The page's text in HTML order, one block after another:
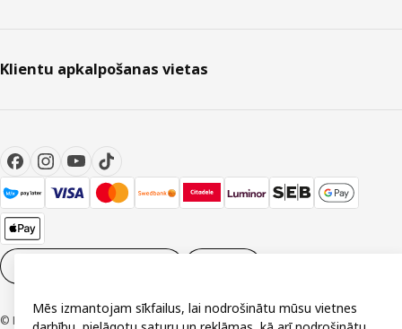
Klientu apkalpošanas vietas
© Inter IKEA Systems B.V. 1999-2026
Mēs izmantojam sīkfailus, lai nodrošinātu mūsu vietnes